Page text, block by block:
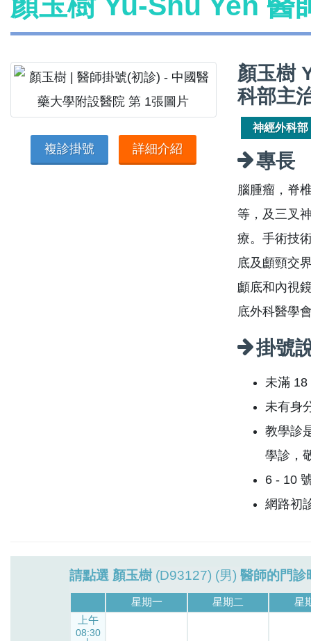
複診掛號 詳細介紹
顏玉樹
科部主
神經外科部
專長
腦腫瘤，脊
等，及三叉
療。手術技
底及顱頸交
顱底和內視
底外科醫學
掛號
未滿 18
未有身
教學診
學診，
6 - 10
網路初